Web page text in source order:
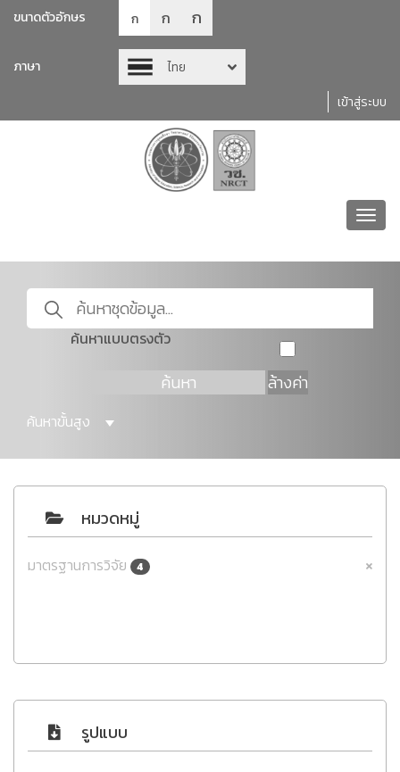
ขนาดตัวอักษร ก ก ก
ภาษา
ไทย
เข้าสู่ระบบ
ค้นหาแบบตรงตัว
ค้นหา ล้างค่า
ค้นหาขั้นสูง
หมวดหมู่
มาตรฐานการวิจัย 4
รูปแบบ